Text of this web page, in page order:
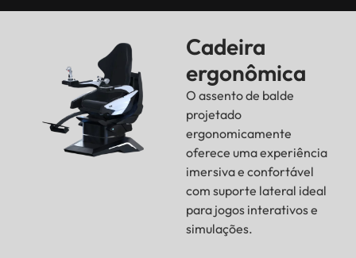
Cadeira
ergonômica
O assento de balde
projetado
ergonomicamente
oferece uma experiência
imersiva e confortável
com suporte lateral ideal
para jogos interativos e
simulações.